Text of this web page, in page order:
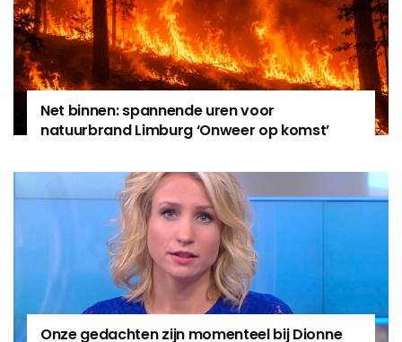
Net binnen: spannende uren voor
natuurbrand Limburg ‘Onweer op komst’
Onze gedachten zijn momenteel bij Dionne